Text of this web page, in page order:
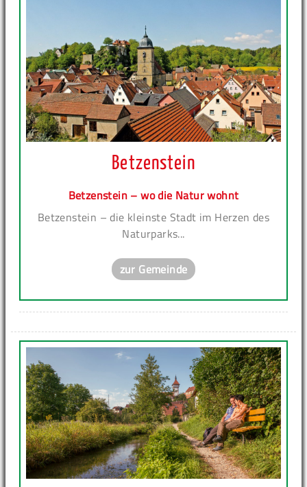
Betzenstein
Betzenstein – wo die Natur wohnt
Betzenstein – die kleinste Stadt im Herzen des
Naturparks...
zur Gemeinde